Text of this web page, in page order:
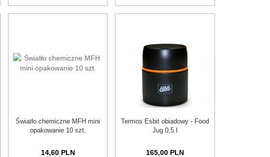
Światło chemiczne MFH mini
opakowanie 10 szt.
14,60 PLN
Termos Esbit obiadowy - Food
Jug 0,5 l
165,00 PLN